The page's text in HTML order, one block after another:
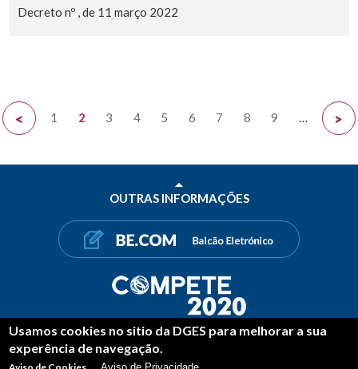
Decreto nº , de 11 março 2022
< 1 2 3 4 5 6 7 8 9 >
OUTRAS INFORMAÇÕES
PARTILHAR
Usamos cookies no sitio da DGES para melhorar a sua
experência de navegação.